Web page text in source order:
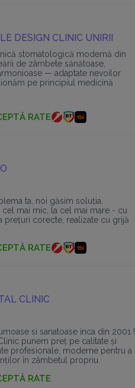
DESIGN CLINIC UNIRII
stomatologică modernă din
de zâmbete sănătoase,
— adaptate nevoilor
pe principiul medicină
RATE
ta, noi găsim soluția.
mai mic, la cel mai mare - cu
prețuri corecte, realizate cu grijă
RATE
CLINIC
si sanatoase inca din 2001 !
punem preț pe calitate și
profesionale, moderne pentru a
în zâmbetul propriu.
RATE